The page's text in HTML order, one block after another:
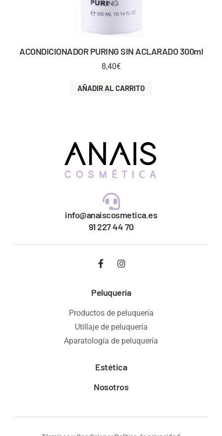
ACONDICIONADOR PURING SIN ACLARADO 300ml
8,40€
AÑADIR AL CARRITO
info@anaiscosmetica.es
91 227 44 70
Peluquería
Productos de peluquería
Utillaje de peluquería
Aparatología de peluquería
Estética
Nosotros